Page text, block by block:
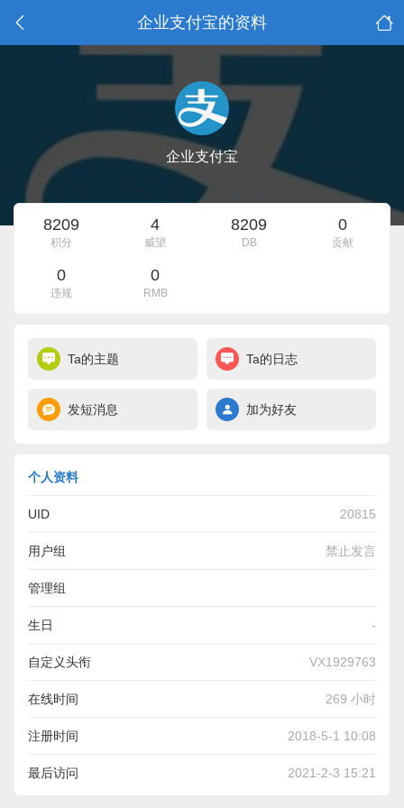
企业支付宝的资料
企业支付宝
8209
积分
4
威望
8209
DB
0
贡献
0
违规
0
RMB
Ta的主题 Ta的日志
发短消息 加为好友
个人资料
UID 20815
用户组 禁止发言
管理组
生日 -
自定义头衔 VX1929763
在线时间 269 小时
注册时间 2018-5-1 10:08
最后访问 2021-2-3 15:21